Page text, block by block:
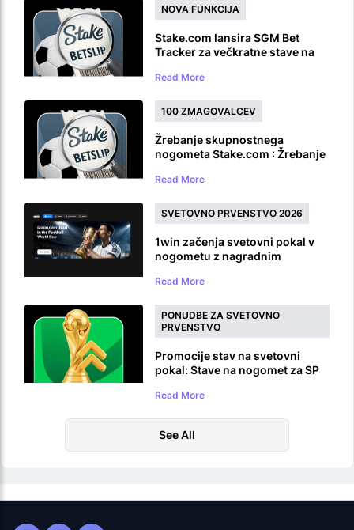
NOVA FUNKCIJA
Stake.com lansira SGM Bet
Tracker za večkratne stave na
Read More
100 ZMAGOVALCEV
Žrebanje skupnostnega
nogometa Stake.com : Žrebanje
nogometu v vrednosti 100.000
Read More
SVETOVNO PRVENSTVO 2026
1win začenja svetovni pokal v
nogometu z nagradnim
Read More
PONUDBE ZA SVETOVNO
PRVENSTVO
Promocije stav na svetovni
pokal: Stave na nogomet za SP
Read More
See All